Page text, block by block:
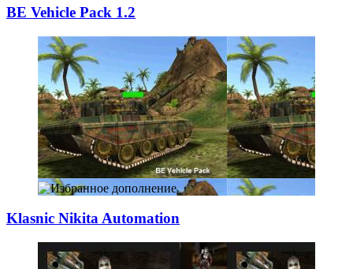
BE Vehicle Pack ­1.2
Klasnic Nikita A­utomation